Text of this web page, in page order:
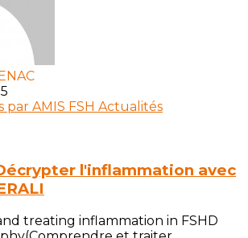
AMIS FSH Actualités
l'inflammation avec
treating inflammation in FSHD